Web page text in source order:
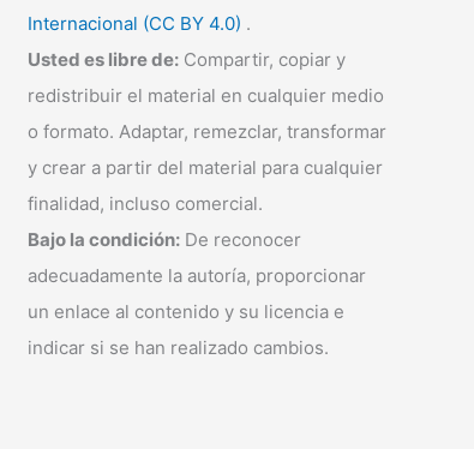
Internacional (CC BY 4.0) .
Usted es libre de: Compartir, copiar y
redistribuir el material en cualquier medio
o formato. Adaptar, remezclar, transformar
y crear a partir del material para cualquier
finalidad, incluso comercial.
Bajo la condición: De reconocer
adecuadamente la autoría, proporcionar
un enlace al contenido y su licencia e
indicar si se han realizado cambios.